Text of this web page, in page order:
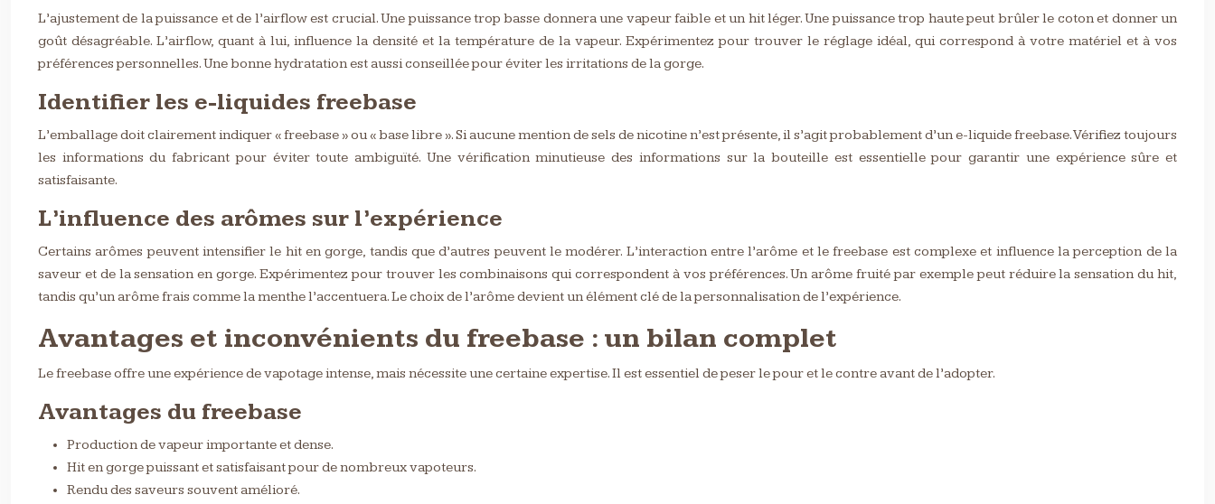
L’ajustement de la puissance et de l’airflow est crucial. Une puissance trop basse donnera une vapeur faible et un hit léger. Une puissance trop haute peut brûler le coton et donner un
goût désagréable. L’airflow, quant à lui, influence la densité et la température de la vapeur. Expérimentez pour trouver le réglage idéal, qui correspond à votre matériel et à vos
préférences personnelles. Une bonne hydratation est aussi conseillée pour éviter les irritations de la gorge.
Identifier les e-liquides freebase
L’emballage doit clairement indiquer « freebase » ou « base libre ». Si aucune mention de sels de nicotine n’est présente, il s’agit probablement d’un e-liquide freebase. Vérifiez toujours
les informations du fabricant pour éviter toute ambiguïté. Une vérification minutieuse des informations sur la bouteille est essentielle pour garantir une expérience sûre et
satisfaisante.
L’influence des arômes sur l’expérience
Certains arômes peuvent intensifier le hit en gorge, tandis que d’autres peuvent le modérer. L’interaction entre l’arôme et le freebase est complexe et influence la perception de la
saveur et de la sensation en gorge. Expérimentez pour trouver les combinaisons qui correspondent à vos préférences. Un arôme fruité par exemple peut réduire la sensation du hit,
tandis qu’un arôme frais comme la menthe l’accentuera. Le choix de l’arôme devient un élément clé de la personnalisation de l’expérience.
Avantages et inconvénients du freebase : un bilan complet
Le freebase offre une expérience de vapotage intense, mais nécessite une certaine expertise. Il est essentiel de peser le pour et le contre avant de l’adopter.
Avantages du freebase
Production de vapeur importante et dense.
Hit en gorge puissant et satisfaisant pour de nombreux vapoteurs.
Rendu des saveurs souvent amélioré.